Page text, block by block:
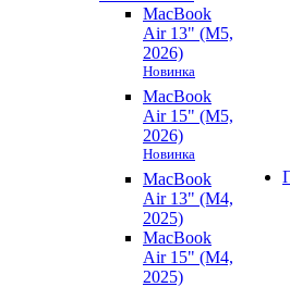
MacBook
Air 13" (M5,
2026)
Новинка
MacBook
Air 15" (M5,
2026)
Новинка
MacBook
Air 13" (M4,
2025)
MacBook
Air 15" (M4,
2025)